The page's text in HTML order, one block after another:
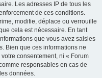
Les adresses IP de tous les
de ces conditions.
modifie, déplace ou verrouille
cela est nécessaire. En tant
que vous avez saisies
Bien que ces informations ne
consentement, ni « Forum
responsables en cas de
données.